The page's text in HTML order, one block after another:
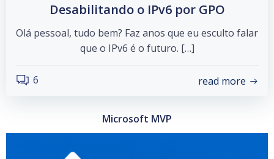
Desabilitando o IPv6 por GPO
Olá pessoal, tudo bem? Faz anos que eu esculto falar
que o IPv6 é o futuro. […]
6 read more
Microsoft MVP